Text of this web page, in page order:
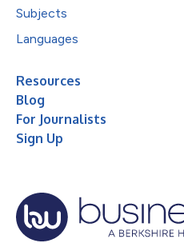
Subjects
Languages
Resources
Blog
For Journalists
Sign Up